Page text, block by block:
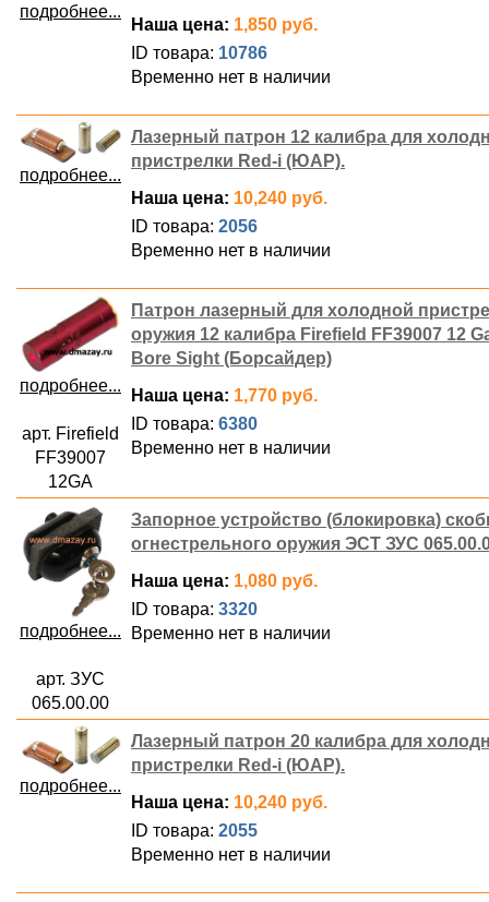
подробнее...
Наша цена: 1,850 руб.
ID товара: 10786
Временно нет в наличии
подробнее...
Лазерный патрон 12 калибра для
пристрелки Red-i (ЮАР).
Наша цена: 10,240 руб.
ID товара: 2056
Временно нет в наличии
подробнее...
арт. Firefield
FF39007
12GA
Патрон лазерный для холодной
оружия 12 калибра Firefield FF39007 12
Bore Sight (Борсайдер)
Наша цена: 1,770 руб.
ID товара: 6380
Временно нет в наличии
подробнее...
арт. ЗУС
065.00.00
Запорное устройство (блокировка)
огнестрельного оружия ЭСТ ЗУС
Наша цена: 1,080 руб.
ID товара: 3320
Временно нет в наличии
подробнее...
Лазерный патрон 20 калибра для
пристрелки Red-i (ЮАР).
Наша цена: 10,240 руб.
ID товара: 2055
Временно нет в наличии